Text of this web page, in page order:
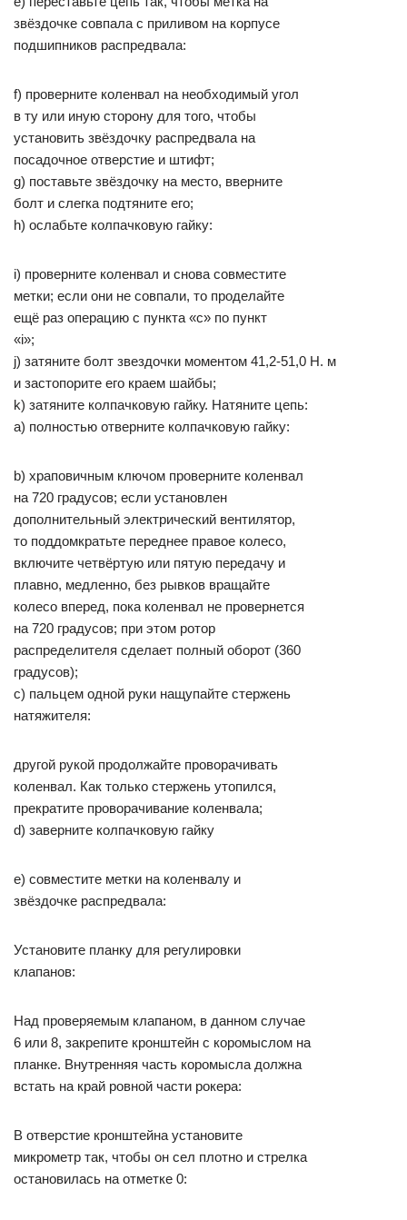
звёздочке совпала c приливом на корпусе
подшипников распредвала:
f) проверните коленвал на необходимый угол
в ту или иную сторону для того, чтобы
установить звёздочку распредвала на
посадочное отверстие и штифт;
g) поставьте звёздочку на место, вверните
болт и слегка подтяните его;
h) ослабьте колпачковую гайку:
i) проверните коленвал и снова совместите
метки; если они не совпали, то проделайте
ещё раз операцию с пункта «с» по пункт
«i»;
j) затяните болт звездочки моментом 41,2-51,0 Н. м
и застопорите его краем шайбы;
k) затяните колпачковую гайку. Натяните цепь:
a) полностью отверните колпачковую гайку:
b) храповичным ключом проверните коленвал
на 720 градусов; если установлен
дополнительный электрический вентилятор,
то поддомкратьте переднее правое колесо,
включите четвёртую или пятую передачу и
плавно, медленно, без рывков вращайте
колесо вперед, пока коленвал не провернется
на 720 градусов; при этом ротор
распределителя сделает полный оборот (360
градусов);
c) пальцем одной руки нащупайте стержень
натяжителя:
другой рукой продолжайте проворачивать
коленвал. Как только стержень утопился,
прекратите проворачивание коленвала;
d) заверните колпачковую гайку
e) совместите метки на коленвалу и
звёздочке распредвала:
Установите планку для регулировки
клапанов:
Над проверяемым клапаном, в данном случае
6 или 8, закрепите кронштейн с коромыслом на
планке. Внутренняя часть коромысла должна
встать на край ровной части рокера:
В отверстие кронштейна установите
микрометр так, чтобы он сел плотно и стрелка
остановилась на отметке 0: